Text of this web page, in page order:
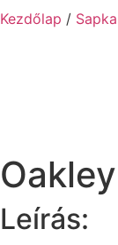
Kezdőlap / Sapka
Leírás: